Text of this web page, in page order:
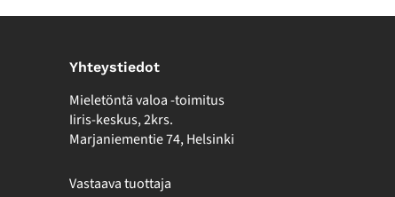
Yhteystiedot
Mieletöntä valoa -toimitus
Iiris-keskus, 2krs.
Marjaniementie 74, Helsinki
Vastaava tuottaja